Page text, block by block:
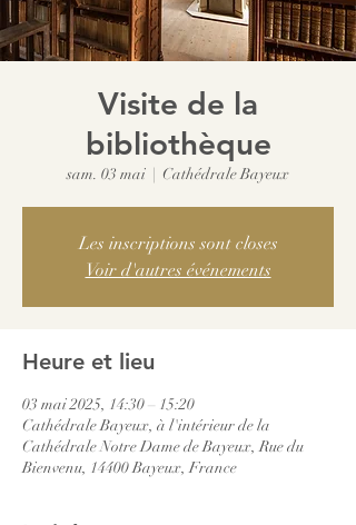
Visite de la
bibliothèque
sam. 03 mai
  |
Cathédrale Bayeux
Les inscriptions sont closes
Voir d'autres événements
Heure et lieu
03 mai 2025, 14:30 – 15:20
Cathédrale Bayeux, à l'intérieur de la
Cathédrale Notre Dame de Bayeux, Rue du
Bienvenu, 14400 Bayeux, France